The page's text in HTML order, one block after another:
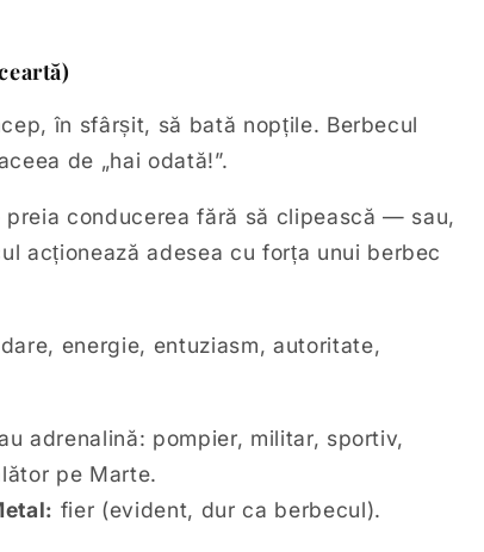
în sfârșit, să bată nopțile. Berbecul
de „hai odată!”.
conducerea fără să clipească — sau,
acționează adesea cu forța unui berbec
energie, entuziasm, autoritate,
adrenalină: pompier, militar, sportiv,
pe Marte.
fier (evident, dur ca berbecul).